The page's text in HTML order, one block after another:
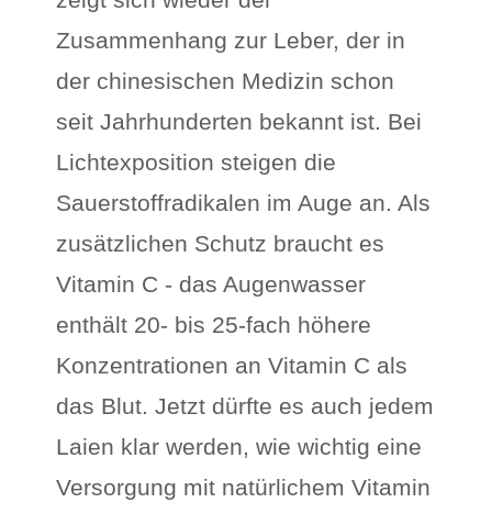
Zusammenhang zur Leber, der in
der chinesischen Medizin schon
seit Jahrhunderten bekannt ist. Bei
Lichtexposition steigen die
Sauerstoffradikalen im Auge an. Als
zusätzlichen Schutz braucht es
Vitamin C - das Augenwasser
enthält 20- bis 25-fach höhere
Konzentrationen an Vitamin C als
das Blut. Jetzt dürfte es auch jedem
Laien klar werden, wie wichtig eine
Versorgung mit natürlichem Vitamin